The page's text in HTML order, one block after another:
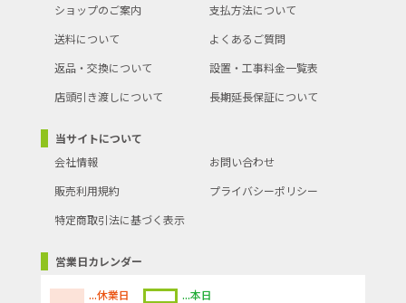
ショップのご案内
支払方法について
送料について
よくあるご質問
返品・交換について
設置・工事料金一覧表
店頭引き渡しについて
長期延長保証について
当サイトについて
会社情報
お問い合わせ
販売利用規約
プライバシーポリシー
特定商取引法に基づく表示
営業日カレンダー
...休業日
...本日